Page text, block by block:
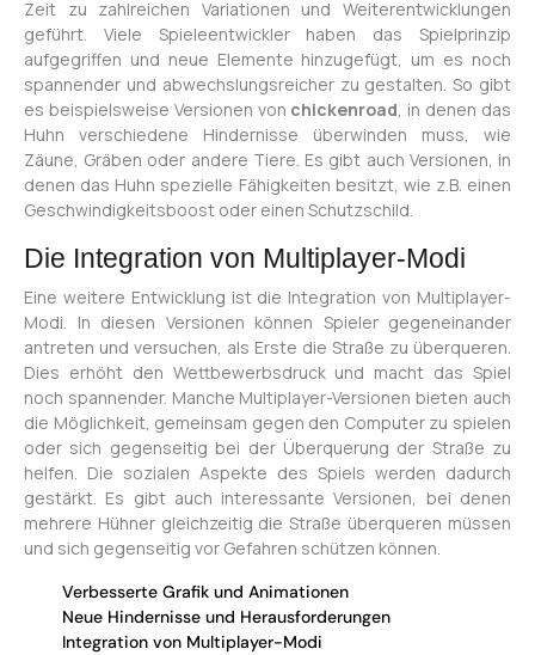
Zeit zu zahlreichen Variationen und Weiterentwicklungen
geführt. Viele Spieleentwickler haben das Spielprinzip
aufgegriffen und neue Elemente hinzugefügt, um es noch
spannender und abwechslungsreicher zu gestalten. So gibt
es beispielsweise Versionen von chickenroad, in denen das
Huhn verschiedene Hindernisse überwinden muss, wie
Zäune, Gräben oder andere Tiere. Es gibt auch Versionen, in
denen das Huhn spezielle Fähigkeiten besitzt, wie z.B. einen
Geschwindigkeitsboost oder einen Schutzschild.
Die Integration von Multiplayer-Modi
Eine weitere Entwicklung ist die Integration von Multiplayer-
Modi. In diesen Versionen können Spieler gegeneinander
antreten und versuchen, als Erste die Straße zu überqueren.
Dies erhöht den Wettbewerbsdruck und macht das Spiel
noch spannender. Manche Multiplayer-Versionen bieten auch
die Möglichkeit, gemeinsam gegen den Computer zu spielen
oder sich gegenseitig bei der Überquerung der Straße zu
helfen. Die sozialen Aspekte des Spiels werden dadurch
gestärkt. Es gibt auch interessante Versionen, bei denen
mehrere Hühner gleichzeitig die Straße überqueren müssen
und sich gegenseitig vor Gefahren schützen können.
Verbesserte Grafik und Animationen
Neue Hindernisse und Herausforderungen
Integration von Multiplayer-Modi